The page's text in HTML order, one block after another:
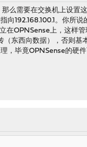
么需要在交换机上设置
向192.168.100.1。你所
在OPNSense上，这样
东西向数据），否则基
，毕竟OPNSense的硬